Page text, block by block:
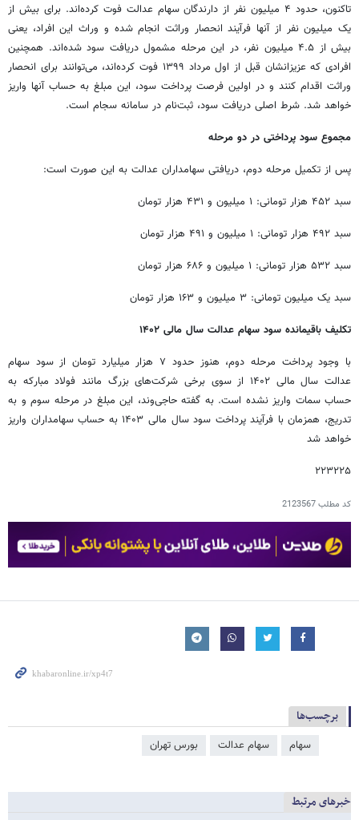
تاکنون، حدود ۴ میلیون نفر از دارندگان سهام عدالت فوت کرده‌اند. برای بیش از
یک میلیون نفر از آنها فرآیند انحصار وراثت انجام شده و وراث این افراد، یعنی
بیش از ۴.۵ میلیون نفر، در این مرحله مشمول دریافت سود شده‌اند. همچنین
افرادی که عزیزانشان قبل از اول مرداد ۱۳۹۹ فوت کرده‌اند، می‌توانند برای انحصار
وراثت اقدام کنند و در اولین فرصت پرداخت سود، این مبلغ به حساب آنها واریز
خواهد شد. شرط اصلی دریافت سود، ثبت‌نام در سامانه سجام است.
مجموع سود پرداختی در دو مرحله
پس از تکمیل مرحله دوم، دریافتی سهامداران عدالت به این صورت است:
سبد ۴۵۲ هزار تومانی: ۱ میلیون و ۴۳۱ هزار تومان
سبد ۴۹۲ هزار تومانی: ۱ میلیون و ۴۹۱ هزار تومان
سبد ۵۳۲ هزار تومانی: ۱ میلیون و ۶۸۶ هزار تومان
سبد یک میلیون تومانی: ۳ میلیون و ۱۶۳ هزار تومان
تکلیف باقیمانده سود سهام عدالت سال مالی ۱۴۰۲
با وجود پرداخت مرحله دوم، هنوز حدود ۷ هزار میلیارد تومان از سود سهام
عدالت سال مالی ۱۴۰۲ از سوی برخی شرکت‌های بزرگ مانند فولاد مبارکه به
حساب سمات واریز نشده است. به گفته حاجی‌وند، این مبلغ در مرحله سوم و به
تدریج، همزمان با فرآیند پرداخت سود سال مالی ۱۴۰۳ به حساب سهامداران واریز
خواهد شد
۲۲۳۲۲۵
کد مطلب2123567
برچسب‌ها
سهام سهام عدالت بورس تهران
خبرهای مرتبط